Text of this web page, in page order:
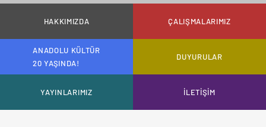
HAKKIMIZDA ÇALIŞMALARIMIZ
ANADOLU KÜLTÜR
20 YAŞINDA!
DUYURULAR
YAYINLARIMIZ İLETİŞİM